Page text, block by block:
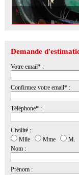
Demande
Votre email* :
Confirmez votre email* :
Téléphone* :
Civilité :
Mlle
Mme
M.
Nom :
Prénom :